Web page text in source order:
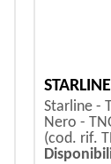
Starline -
Nero -
(cod. rif.